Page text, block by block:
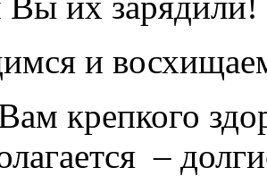
и
крепкого
–